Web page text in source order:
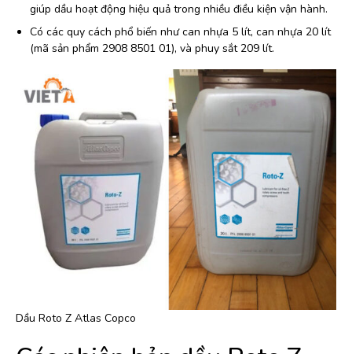
giúp dầu hoạt động hiệu quả trong nhiều điều kiện vận hành.
Có các quy cách phổ biến như can nhựa 5 lít, can nhựa 20 lít
(mã sản phẩm 2908 8501 01), và phuy sắt 209 lít.
Dầu Roto Z Atlas Copco